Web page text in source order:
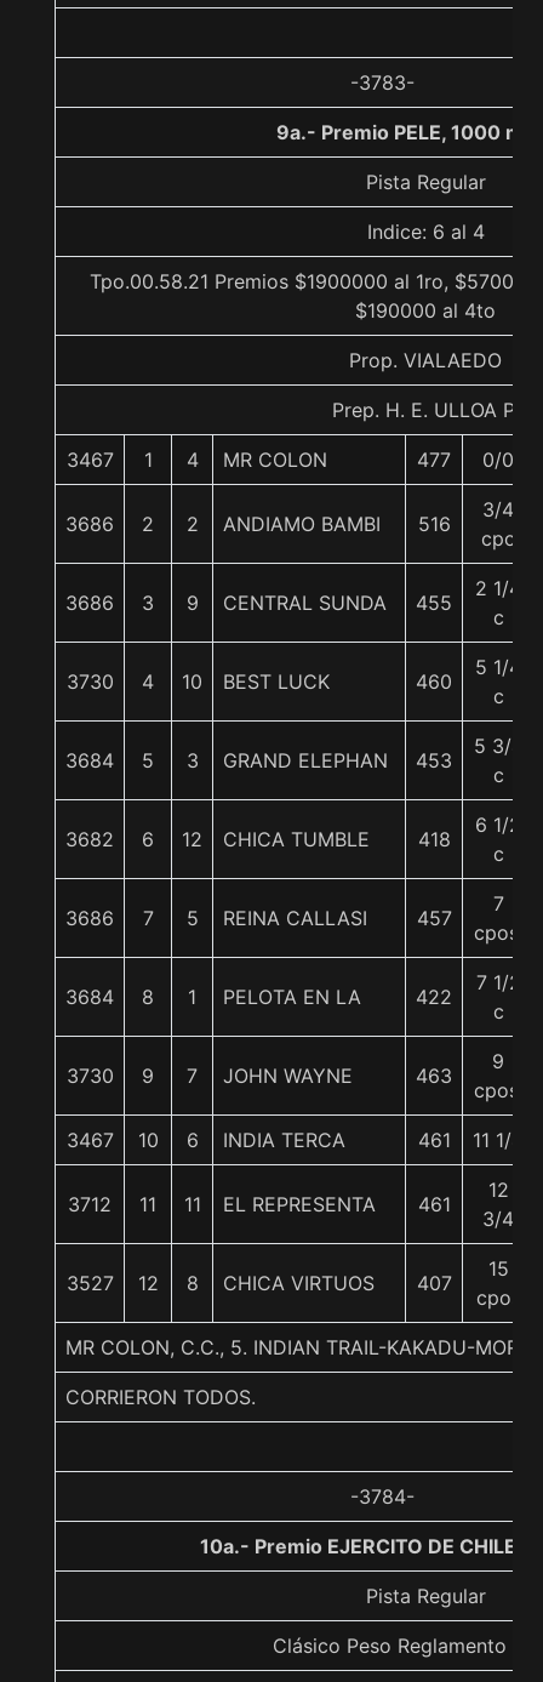
-3783-
9a.- Premio PELE, 1000
Pista Regular
Indice: 6 al 4
Tpo.00.58.21 Premios $1900000 al 1ro,
$190000 al 4to
Prop. VIALAEDO
Prep. H. E. ULLOA P.
3467 1 4 MR COLON 477 0/0
3686 2 2 ANDIAMO BAMBI 516
3/4
cpo
3686 3 9 CENTRAL SUNDA 455
2 1/4
c
3730 4 10 BEST LUCK 460
5 1/4
c
3684 5 3 GRAND ELEPHAN 453
5 3/4
c
3682 6 12 CHICA TUMBLE 418
6 1/2
c
3686 7 5 REINA CALLASI 457
7
cpos.
3684 8 1 PELOTA EN LA 422
7 1/2
c
3730 9 7 JOHN WAYNE 463
9
cpos.
3467 10 6 INDIA TERCA 461 11 1/4
3712 11 11 EL REPRESENTA 461
12
3/4
3527 12 8 CHICA VIRTUOS 407
15
cpos
MR COLON, C.C., 5. INDIAN TRAIL-KAKADU-
CORRIERON TODOS.
-3784-
10a.- Premio EJERCITO DE CHILE,
Pista Regular
Clásico Peso Reglamento